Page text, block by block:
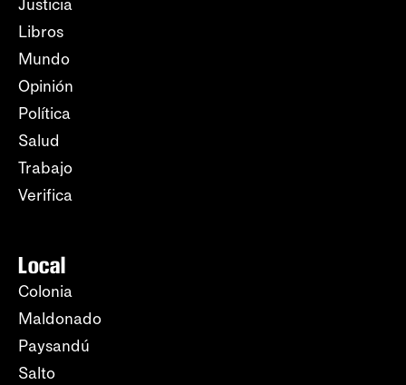
Justicia
Libros
Mundo
Opinión
Política
Salud
Trabajo
Verifica
Local
Colonia
Maldonado
Paysandú
Salto